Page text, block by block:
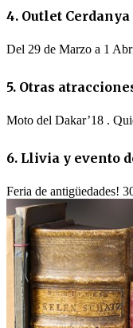
4. Outlet Cerdanya
Del 29 de Marzo a 1
5. Otras
Moto del Dakar’18 .
6. Llivia y evento
Feria de antigüedades!